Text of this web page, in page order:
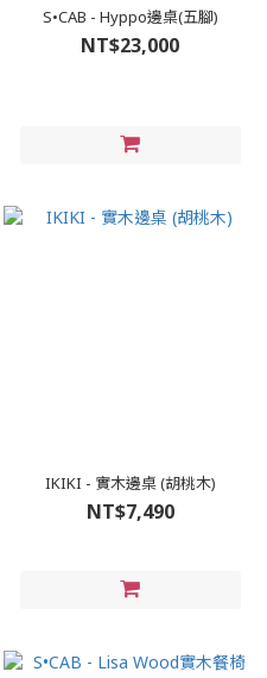
S•CAB - Hyppo邊桌(五腳)
NT$23,000
IKIKI - 實木邊桌 (胡桃木)
NT$7,490